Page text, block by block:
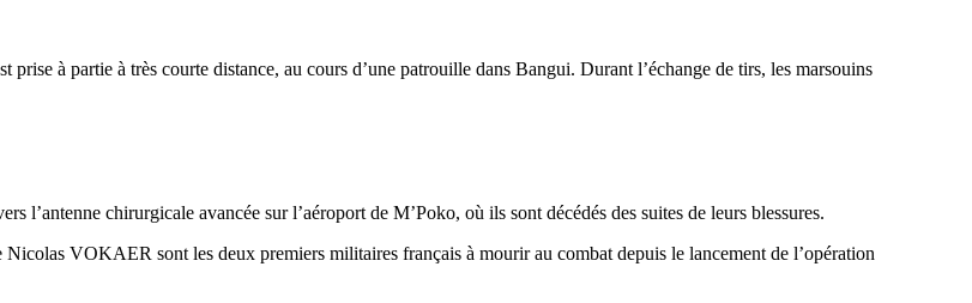
à partie à très courte distance, au cours d’une patrouille dans Bangui. Durant l’échange de tirs, les marsouins
l’antenne chirurgicale avancée sur l’aéroport de M’Poko, où ils sont décédés des suites de leurs blessures.
VOKAER sont les deux premiers militaires français à mourir au combat depuis le lancement de l’opération